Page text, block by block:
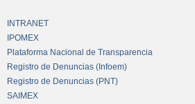
INTRANET
IPOMEX
Plataforma Nacional de Transparencia
Registro de Denuncias (Infoem)
Registro de Denuncias (PNT)
SAIMEX